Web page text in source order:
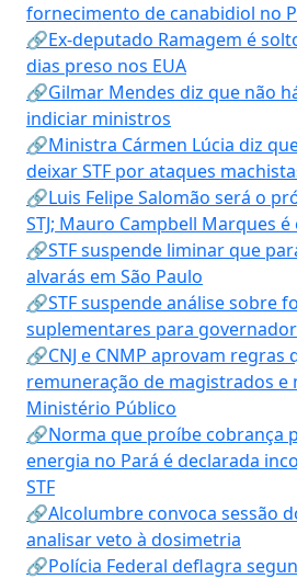
fornecimento de canabidiol no
🔗Ex-deputado Ramagem é
dias preso nos EUA
🔗Gilmar Mendes diz que não
indiciar ministros
🔗Ministra Cármen Lúcia diz
deixar STF por ataques
🔗Luis Felipe Salomão será o
STJ; Mauro Campbell Marques
🔗STF suspende liminar que
alvarás em São Paulo
🔗STF suspende análise sobre
suplementares para
🔗CNJ e CNMP aprovam regras
remuneração de magistrados e
Ministério Público
🔗Norma que proíbe cobrança
energia no Pará é declarada
STF
🔗Alcolumbre convoca sessão
analisar veto à dosimetria
🔗Polícia Federal deflagra